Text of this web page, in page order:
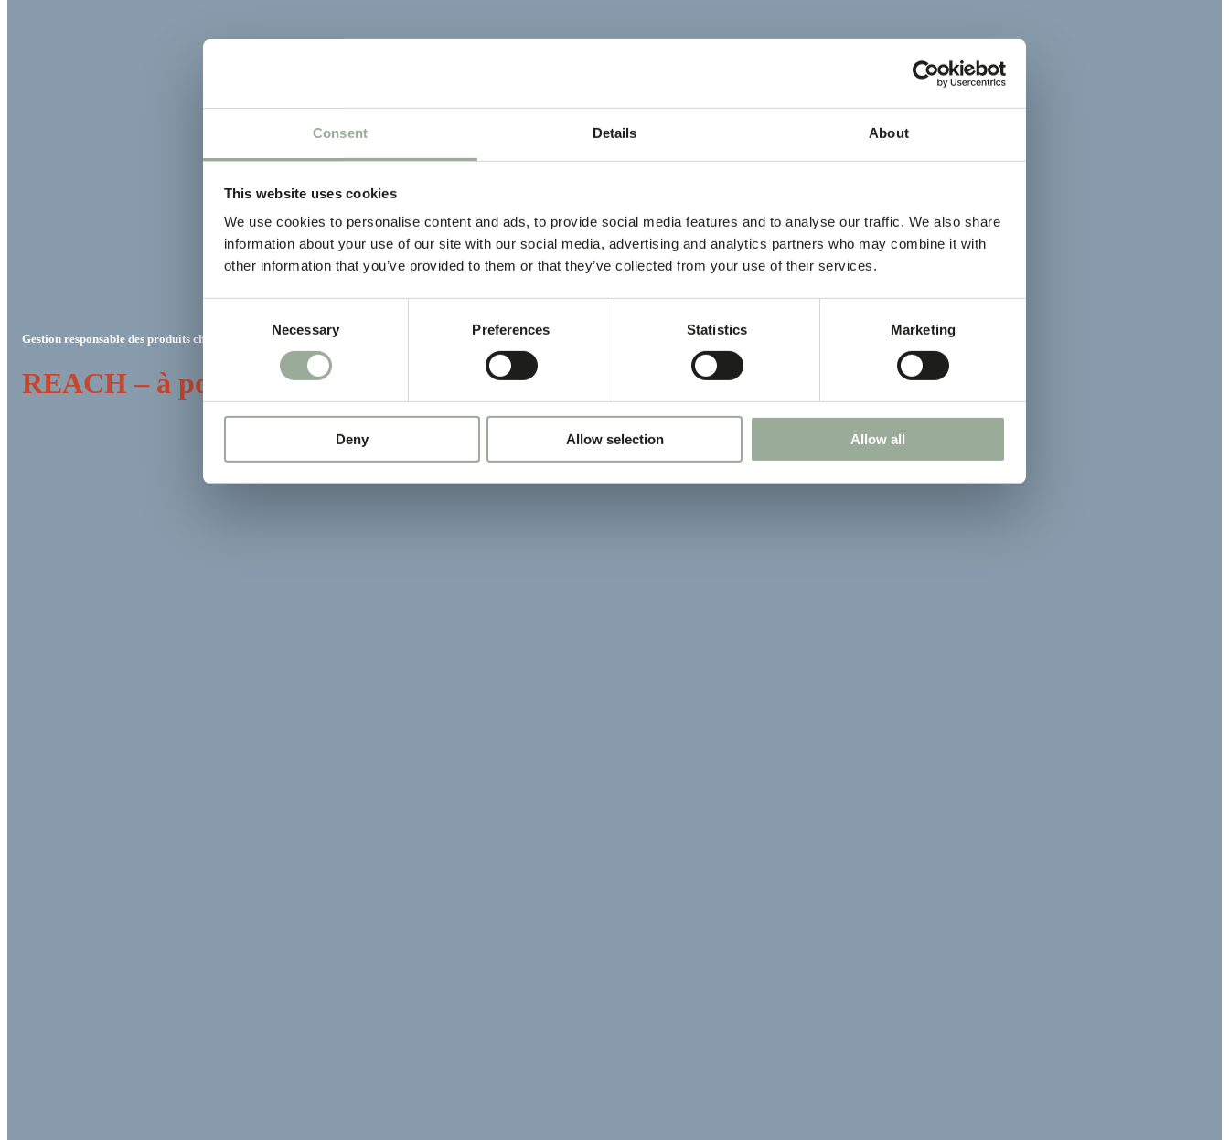
Consent Details About
This website uses cookies
We use cookies to personalise content and ads, to provide social media features and to analyse our traffic. We also share
information about your use of our site with our social media, advertising and analytics partners who may combine it with
other information that you’ve provided to them or that they’ve collected from your use of their services.
Necessary Preferences Statistics Marketing
Deny Allow selection Allow all
Gestion responsable des produits chimiques
REACH – à portée de main